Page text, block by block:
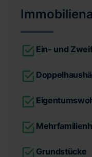
Ein- und
Grundstücke